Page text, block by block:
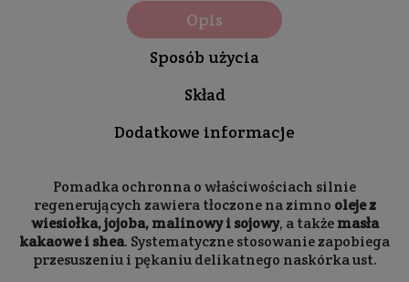
Opis
Sposób użycia
Skład
Dodatkowe informacje
Pomadka ochronna o właściwościach silnie
regenerujących zawiera tłoczone na zimno oleje z
wiesiołka, jojoba, malinowy i sojowy, a takżemasła
kakaowe i shea. Systematyczne stosowanie zapobiega
przesuszeniu i pękaniu delikatnego naskórka ust.